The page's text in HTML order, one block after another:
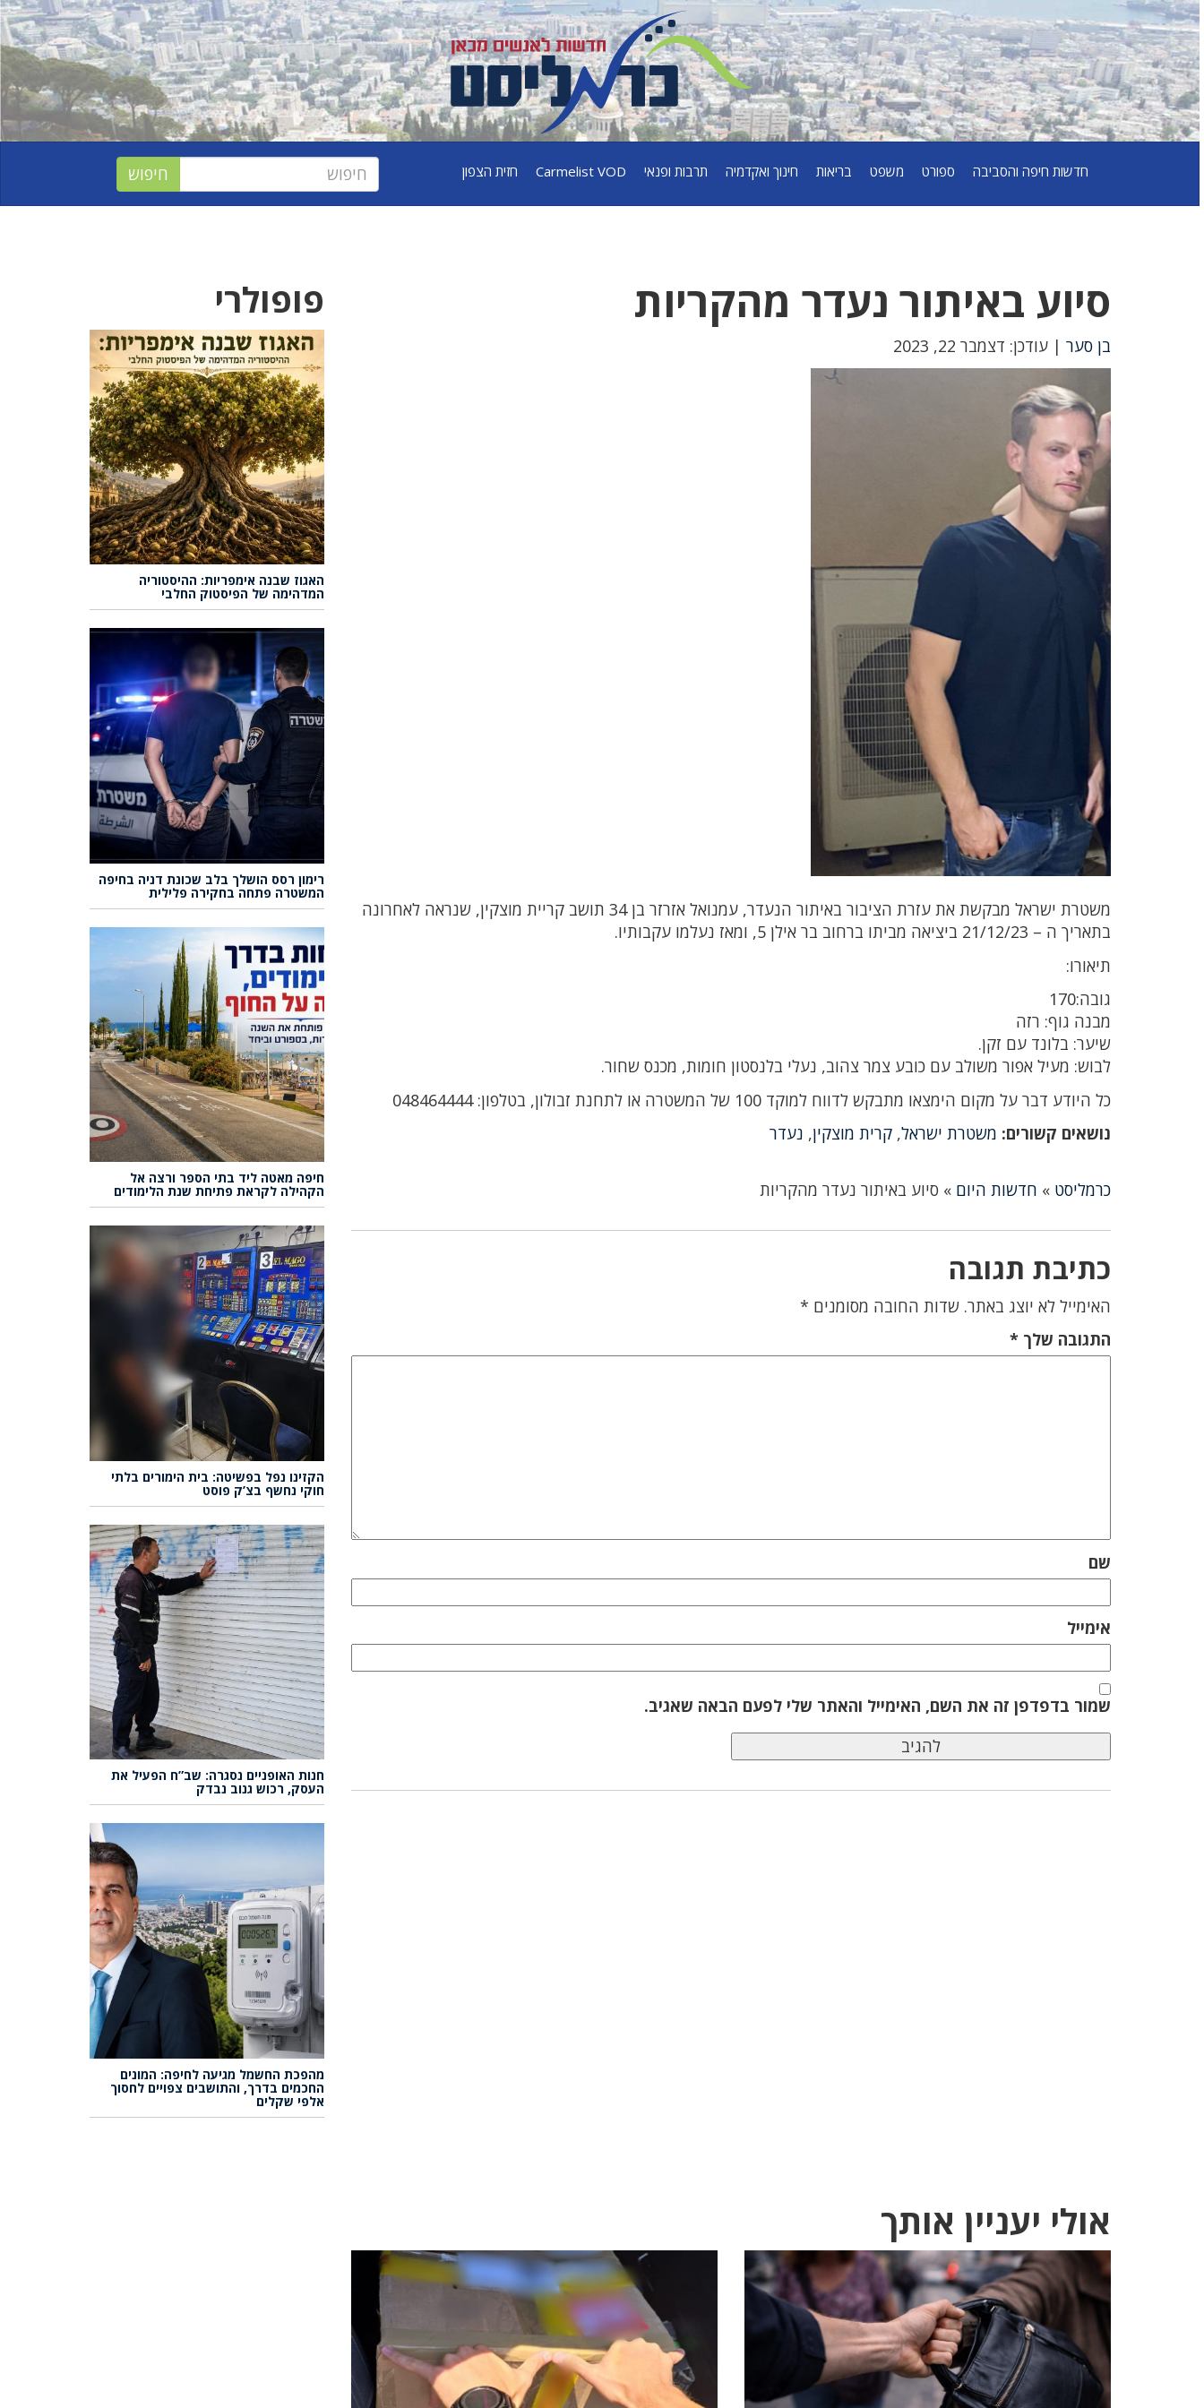
חדשות חיפה והסביבה ספורט משפט בריאות חינוך ואקדמיה תרבות ופנאי Carmelist VOD חזית הצפון
סיוע באיתור נעדר מהקריות
בן סער | עודכן: דצמבר 22, 2023
משטרת ישראל מבקשת את עזרת הציבור באיתור הנעדר, עמנואל אזרזר בן 34 תושב קריית מוצקין, שנראה לאחרונה
בתאריך ה – 21/12/23 ביציאה מביתו ברחוב בר אילן 5, ומאז נעלמו עקבותיו.
תיאורו:
גובה:170
מבנה גוף: רזה
שיער: בלונד עם זקן.
לבוש: מעיל אפור משולב עם כובע צמר צהוב, נעלי בלנסטון חומות, מכנס שחור.
כל היודע דבר על מקום הימצאו מתבקש לדווח למוקד 100 של המשטרה או לתחנת זבולון, בטלפון: 048464444
נושאים קשורים: משטרת ישראל,קרית מוצקין, נעדר
כרמליסט » חדשות היום » סיוע באיתור נעדר מהקריות
כתיבת תגובה
האימייל לא יוצג באתר. שדות החובה מסומנים *
התגובה שלך*
שם
אימייל
שמור בדפדפן זה את השם, האימייל והאתר שלי לפעם הבאה שאגיב.
פופולרי
האגוז שבנה אימפריות: ההיסטוריה
המדהימה של הפיסטוק החלבי
רימון רסס הושלך בלב שכונת דניה בחיפה
המשטרה פתחה בחקירה פלילית
חיפה מאטה ליד בתי הספר ורצה אל
הקהילה לקראת פתיחת שנת הלימודים
הקזינו נפל בפשיטה: בית הימורים בלתי
חוקי נחשף בצ’ק פוסט
חנות האופניים נסגרה: שב”ח הפעיל את
העסק, רכוש גנוב נבדק
מהפכת החשמל מגיעה לחיפה: המונים
החכמים בדרך, והתושבים צפויים לחסוך
אלפי שקלים
אולי יעניין אותך